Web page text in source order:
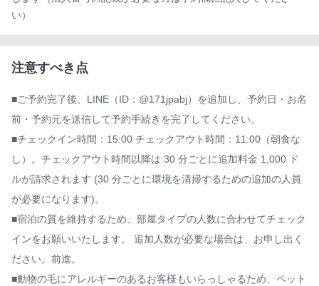
い）
注意すべき点
■ご予約完了後、LINE（ID：@171jpabj）を追加し、予約日・お名
前・予約元を送信して予約手続きを完了してください。
■チェックイン時間：15:00 チェックアウト時間：11:00（朝食な
し）。チェックアウト時間以降は 30 分ごとに追加料金 1,000 ド
ルが請求されます (30 分ごとに環境を清掃するための追加の人員
が必要になります)。
■宿泊の質を維持するため、部屋タイプの人数に合わせてチェック
インをお願いいたします。 追加人数が必要な場合は、お申し出く
ださい。前進。
■動物の毛にアレルギーのあるお客様もいらっしゃるため、ペット